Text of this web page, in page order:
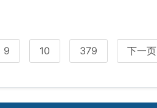
9 10 379 下一页